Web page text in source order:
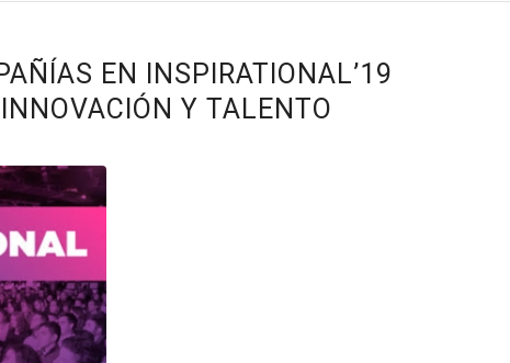
EN INSPIRATIONAL’19
Y TALENTO